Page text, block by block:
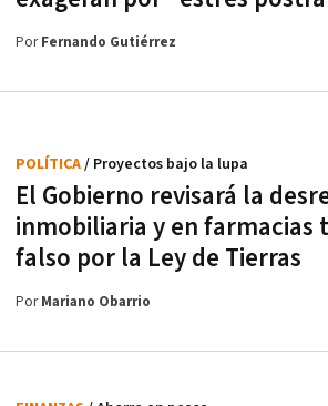
PorFernando Gutiérrez
El Gobierno revisará la
inmobiliaria y en farmacias
falso por la Ley de Tierras
POLÍTICA/ Proyectos bajo la lupa
PorMariano Obarrio